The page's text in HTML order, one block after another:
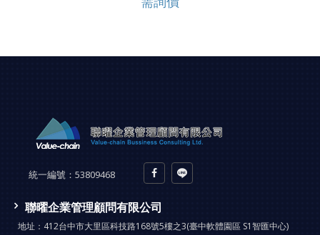
統一編號： 53809468
聯曜企業管理顧問有限公司
地址： 412台中市大里區科技路168號5樓之3(臺中軟體園區 S1智匯中心)